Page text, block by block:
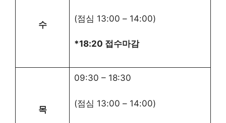
수
(점심 13:00 – 14:00)
*18:20 접수마감
목
09:30 – 18:30
(점심 13:00 – 14:00)